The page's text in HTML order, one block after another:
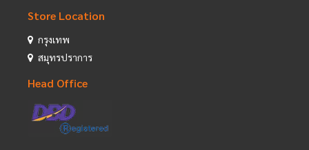
Store Location
กรุงเทพ
สมุทรปราการ
Head Office